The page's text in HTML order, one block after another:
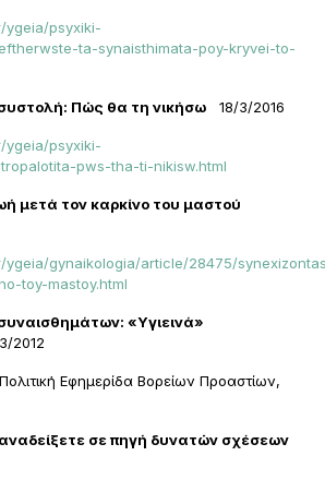
ygeia/psyxiki-
ta-synaisthimata-poy-kryvei-to-
Πώς θα τη νικήσω 18/3/2016
ygeia/psyxiki-
pws-tha-ti-nikisw.html
μετά τον καρκίνο του μαστού
ygeia/gynaikologia/article/28475/
toy-mastoy.html
«Υγιεινά»
2012
Εφημερίδα Βορείων Προαστίων,
σε πηγή δυνατών σχέσεων